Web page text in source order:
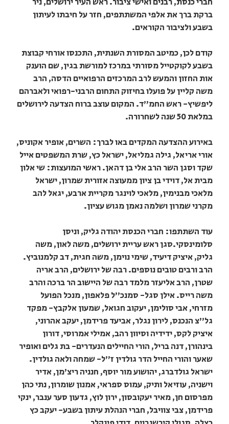
ברקת ברך את אלפי המשתתפים, חזר על חיבתו לעיתון
בשבע ולציבור הקוראים.
קודם לכן, כמיטב המסורת השנתית, התכנסו אורחי קבוצת
בשבע לקוקטייל מסורתי במרכז למורשת בגין, שם הוענק
אות החזון והמעש לרב המרכזים הרפואיים הדסה, הרב
משה קליין על פועלו בחיזוק התחום הרבני-רפואי ולאברהם
ליפשיץ- ראש החמ"ד. המקום עוצב ברוח הצדעה לירושלים
במלאת 50 שנה לשחרורה.
באירוע ההצדעה המקדים באו לברך: השרים, אופיר אקוניס,
אורי אריאל, גילה גמליאל, ישראל כץ, שרת המשפטים אייל
שקד וסגן השר הרב אלי בן דהאן. ראשי המועצות: שי אלון
מבית אל, דוידי בן ציון ממעוצה אזורית שמרון, ישראל
מלאכי מבנימין, מלאכי לוינגר מקריית ארבע, יגאל להב
מקרני שמרון ושלמה נאמן מגוש עציון.
עוד השתתפו: חברי הכנסת יהודה גליק, וניסן
סלומינסקי.סגן ראש עריית ירושלים, משה לאון, משה
גליק, איציק דיעיד, שימי נוימן, משה חגית, דב קלמנוביץ.
הרב ורבים טובים נוספים. רבה של ירושלים, הרב אריה
שטרן, הרב אליעזר מלמד רבה של היישוב הר ברכה והרב
משה רייס. אילן סגל- סמנכ"ל פלאפון, מנכל הפועל
מזרחי, אבי סולימן, יעקוב חגואל, שמעון אלקבץ- מפקד
גל"צ הנכנס, לירון נגלר, אביעד פרידמן, יעקב אהרוני,
איציק לקס, ידידיה וסיוון רהב, אמילי אמרוסי, דורון
בינהורן, דנה בריל, הורי החיילים הנעדרים- בת גלים ואופיר
שאער והורי החייל הדר גולדין ז"ל- שמחה ולאה גולדין.
ישראל גולדברג, יהושוע מור יוסף, חנניה ריצ'מן, אדיר
וישניה, עוזיאל ותיק, עמוס ספראי, אמנון שומרון, נתי כהן
מפרסום חן, מאיר יעקובסון, ירון לוץ, גדעון סער ענבר, ינקי
פרידמן, צבי צוויבל, חברי הנהלת עיתון בשבע- יעקב כץ